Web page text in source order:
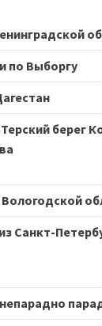
по Выборгу
берег
Санкт-